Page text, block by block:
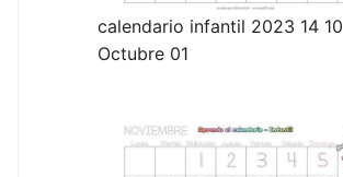
calendario infantil 2023 14 10
Octubre 01